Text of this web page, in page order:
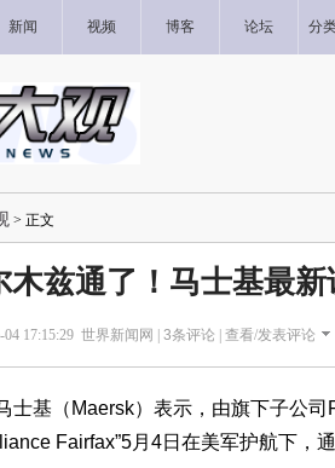
新闻 视频 博客 论坛 分
> 正文
木兹通了！马士基最
04 17:15:29 世界新闻网 | 3条评论 | 查看/发表评论
基（Maersk）表示，由旗下子公司
Fairfax”5月4日在美军护航下，